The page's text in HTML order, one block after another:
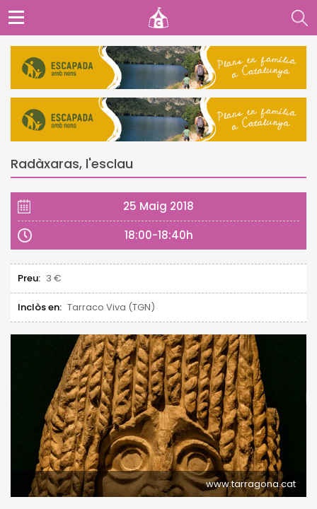
Radàxaras, l'esclau
25 Maig 2018
18:00-18:40h
Preu: 3 €
Inclòs en: Tarraco Viva (TGN)
www.tarragona.cat